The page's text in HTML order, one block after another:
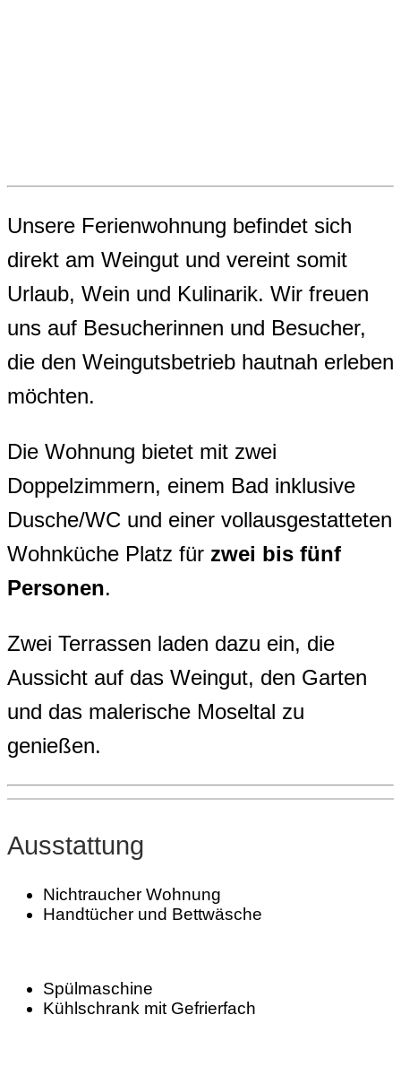
Unsere Ferienwohnung befindet sich
direkt am Weingut und vereint somit
Urlaub, Wein und Kulinarik. Wir freuen
uns auf Besucherinnen und Besucher,
die den Weingutsbetrieb hautnah erleben
möchten.
Die Wohnung bietet mit zwei
Doppelzimmern, einem Bad inklusive
Dusche/WC und einer vollausgestatteten
Wohnküche Platz für zwei bis fünf
Personen.
Zwei Terrassen laden dazu ein, die
Aussicht auf das Weingut, den Garten
und das malerische Moseltal zu
genießen.
Ausstattung
Nichtraucher Wohnung
Handtücher und Bettwäsche
Spülmaschine
Kühlschrank mit Gefrierfach